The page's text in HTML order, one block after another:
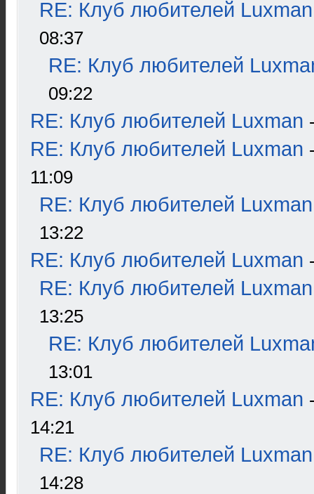
RE: Клуб любителей Luxman
08:37
RE: Клуб любителей
09:22
RE: Клуб любителей Luxman
RE: Клуб любителей Luxman
11:09
RE: Клуб любителей Luxman
13:22
RE: Клуб любителей Luxman
RE: Клуб любителей Luxman
13:25
RE: Клуб любителей
13:01
RE: Клуб любителей Luxman
14:21
RE: Клуб любителей Luxman
14:28